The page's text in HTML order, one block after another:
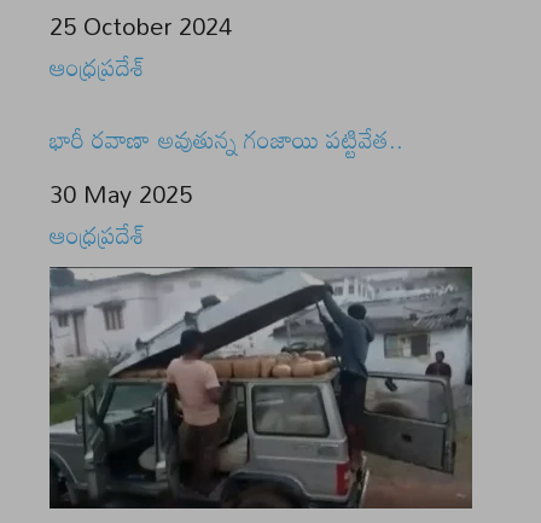
Date
25 October 2024
In relation to
ఆంధ్రప్రదేశ్
భారీ రవాణా అవుతున్న గంజాయి పట్టివేత..
Date
30 May 2025
In relation to
ఆంధ్రప్రదేశ్